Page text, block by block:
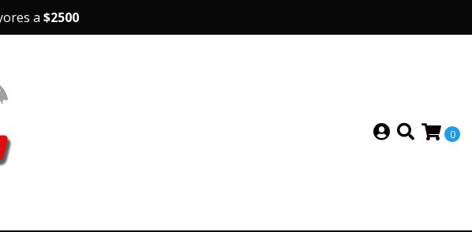
a $2500
0